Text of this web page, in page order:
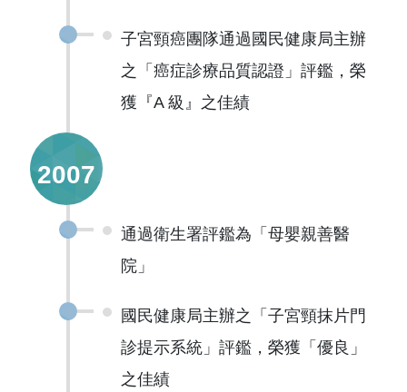
子宮頸癌團隊通過國民健康局主辦
之「癌症診療品質認證」評鑑，榮
獲『A 級』之佳績
2007
通過衛生署評鑑為「母嬰親善醫
院」
國民健康局主辦之「子宮頸抹片門
診提示系統」評鑑，榮獲「優良」
之佳績